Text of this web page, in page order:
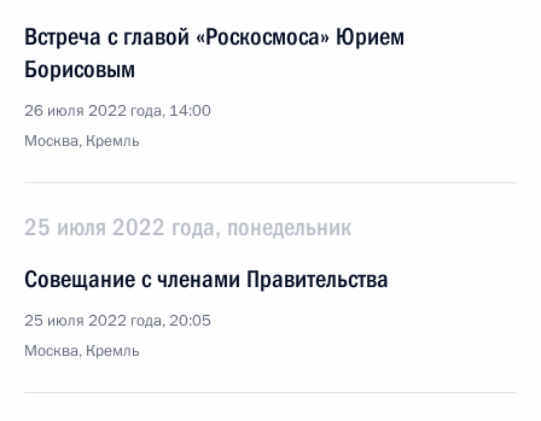
Встреча с главой «Роскосмоса» Юрием
Борисовым
26 июля 2022 года, 14:00
Москва, Кремль
25 июля 2022 года, понедельник
Совещание с членами Правительства
25 июля 2022 года, 20:05
Москва, Кремль